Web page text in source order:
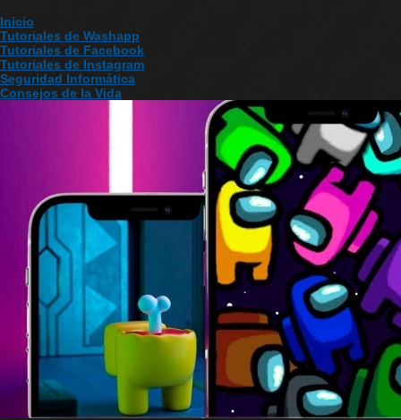
Inicio
Tutoriales de Washapp
Tutoriales de Facebook
Tutoriales de Instagram
Seguridad Informática
Consejos de la Vida